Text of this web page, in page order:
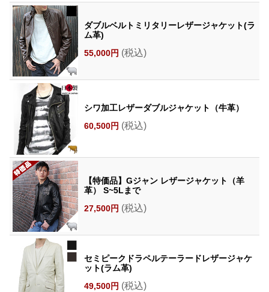
ダブルベルトミリタリーレザージャケット(ラ
ム革)
55,000円 (税込)
シワ加工レザーダブルジャケット（牛革）
60,500円 (税込)
【特価品】Gジャン レザージャケット（羊
革） S~5Lまで
27,500円 (税込)
セミピークドラペルテーラードレザージャケ
ット(ラム革)
49,500円 (税込)